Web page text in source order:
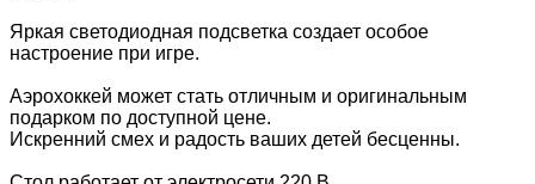
Яркая светодиодная подсветка создает особое
настроение при игре.
Аэрохоккей может стать отличным и оригинальным
подарком по доступной цене.
Искренний смех и радость ваших детей бесценны.